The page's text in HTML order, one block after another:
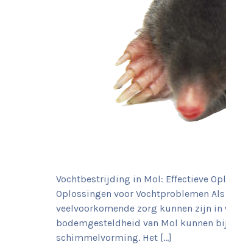
Vochtbestrijding in Mol: Effectieve
Oplossingen voor Vochtproblemen
veelvoorkomende zorg kunnen zijn
bodemgesteldheid van Mol kunnen
schimmelvorming. Het […]